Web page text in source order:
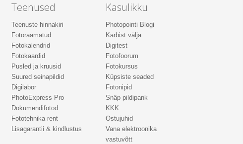
Teenused
Teenuste hinnakiri
Fotoraamatud
Fotokalendrid
Fotokaardid
Pusled ja kruusid
Suured seinapildid
Digilabor
PhotoExpress Pro
Dokumendifotod
Fototehnika rent
Lisagarantii & kindlustus
Kasulikku
Photopointi Blogi
Karbist välja
Digitest
Fotofoorum
Fotokursus
Küpsiste seaded
Fotonipid
Snäp pildipank
KKK
Ostujuhid
Vana elektroonika
vastuvõtt